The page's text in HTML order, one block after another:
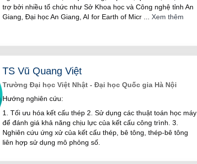
trợ bởi nhiều tổ chức như Sở Khoa học và Công nghệ tỉnh An
Giang, Đại học An Giang, AI for Earth of Micr
Xem thêm
TS Vũ Quang Việt
Trường Đại học Việt Nhật - Đại học Quốc gia Hà Nội
Hướng nghiên cứu:
1. Tối ưu hóa kết cấu thép 2. Sử dụng các thuật toán học máy
để đánh giá khả năng chịu lực của kết cấu công trình. 3.
Nghiên cứu ứng xử của kết cấu thép, bê tông, thép-bê tông
liên hợp sử dụng mô phỏng số.